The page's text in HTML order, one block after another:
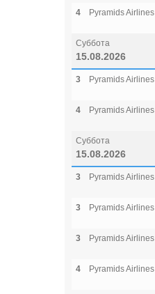
4 Pyramids Airlines
Суббота
15.08.2026
3 Pyramids Airlines
4 Pyramids Airlines
Суббота
15.08.2026
3 Pyramids Airlines
3 Pyramids Airlines
3 Pyramids Airlines
4 Pyramids Airlines